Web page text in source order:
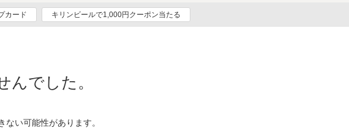
カード キリンビールで1,000円クーポン当たる
でした。
い可能性があります。